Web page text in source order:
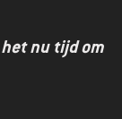
nu tijd om